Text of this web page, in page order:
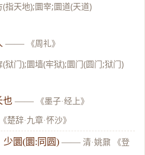
(指天地);圜宰;圜道(天道)
—— 《周礼》
(狱门);圜墙(牢狱);圜门(圆门;狱门)
也 —— 《墨子·经上》
《楚辞·九章·怀沙》
少圜(圜:同圆) —— 清·姚鼐 《登